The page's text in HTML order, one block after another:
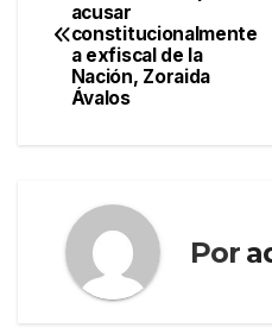
de
entradas
acusar
constitucionalmente
a exfiscal de la
Nación, Zoraida
Ávalos
Por